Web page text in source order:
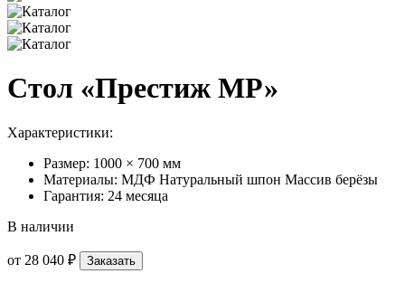
Стол «Престиж МР»
Характеристики:
Размер: 1000 × 700 мм
Материалы: МДФ Натуральный шпон Массив берёзы
Гарантия: 24 месяца
В наличии
от 28 040 ₽ Заказать